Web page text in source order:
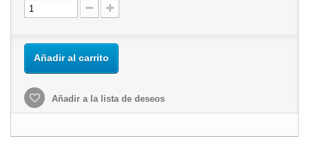
Añadir al carrito
Añadir a la lista de deseos